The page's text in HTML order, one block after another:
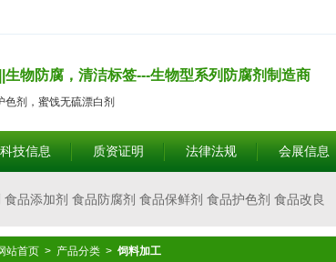
物防腐，清洁标签---生物型系列防腐剂制造商
剂，蜜饯无硫漂白剂
科技信息 质资证明 法律法规 会展信息
食品添加剂 食品防腐剂 食品保鲜剂 食品护色剂 食品改良
竹亮黄剂 腐竹漂白剂 腐竹增筋剂 腐竹强筋剂 饮料护色
站首页 > 产品分类 > 饲料加工